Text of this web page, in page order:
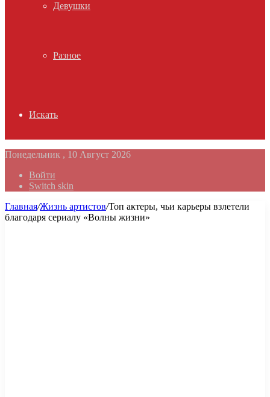
Девушки
Разное
Искать
Понедельник , 10 Август 2026
Войти
Switch skin
Главная/Жизнь артистов/Топ актеры, чьи карьеры взлетели
благодаря сериалу «Волны жизни»